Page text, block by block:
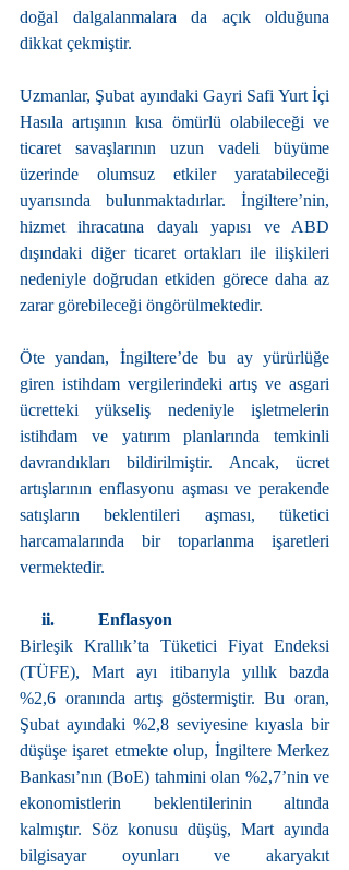
doğal dalgalanmalara da açık olduğuna
dikkat çekmiştir.
Uzmanlar, Şubat ayındaki Gayri Safi Yurt İçi
Hasıla artışının kısa ömürlü olabileceği ve
ticaret savaşlarının uzun vadeli büyüme
üzerinde olumsuz etkiler yaratabileceği
uyarısında bulunmaktadırlar. İngiltere’nin,
hizmet ihracatına dayalı yapısı ve ABD
dışındaki diğer ticaret ortakları ile ilişkileri
nedeniyle doğrudan etkiden görece daha az
zarar görebileceği öngörülmektedir.
Öte yandan, İngiltere’de bu ay yürürlüğe
giren istihdam vergilerindeki artış ve asgari
ücretteki yükseliş nedeniyle işletmelerin
istihdam ve yatırım planlarında temkinli
davrandıkları bildirilmiştir. Ancak, ücret
artışlarının enflasyonu aşması ve perakende
satışların beklentileri aşması, tüketici
harcamalarında bir toparlanma işaretleri
vermektedir.
ii.          Enflasyon
Birleşik Krallık’ta Tüketici Fiyat Endeksi
(TÜFE), Mart ayı itibarıyla yıllık bazda
%2,6 oranında artış göstermiştir. Bu oran,
Şubat ayındaki %2,8 seviyesine kıyasla bir
düşüşe işaret etmekte olup, İngiltere Merkez
Bankası’nın (BoE) tahmini olan %2,7’nin ve
ekonomistlerin beklentilerinin altında
kalmıştır. Söz konusu düşüş, Mart ayında
bilgisayar oyunları ve akaryakıt